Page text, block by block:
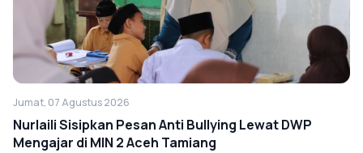
Jumat, 07 Agustus 2026
Nurlaili Sisipkan Pesan Anti Bullying Lewat DWP
Mengajar di MIN 2 Aceh Tamiang